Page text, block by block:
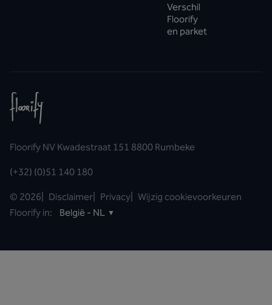
Verschil
Floorify
en parket
Floorify NV Kwadestraat 151 8800 Rumbeke
(+32) (0)51 140 180
© 2026 Disclaimer Privacy
Wijzig cookievoorkeuren
Floorify in:
België - NL ▼